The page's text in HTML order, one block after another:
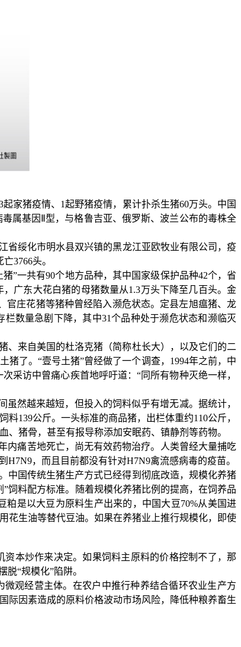
起家猪疫情、 1起野猪疫情，累计扑杀生猪60万头。中国
属基因
型，与格鲁吉亚、俄罗斯、波兰公布的毒株全
省绥化市明水县双兴镇的黑龙江亚欧牧业有限公司，疫
亡3766头。
猪”⼀共有90个地⽅品种，其中国家级保护品种42个，省
， ⼴东⼤花⽩猪的⺟猪数量从1.3万头下降⾄⼏百头。⾦
官庄花猪等猪种曾经陷入濒危状态。定县左旭瘟猪、龙
栏数量急剧下降，其中31个品种处于濒危状态和濒临灭
、来自美国的杜洛克猪（简称杜长大），以及它们的二
猪了。 “壹号土猪”曾经做了一个调查， 1994年之前，中
采访中曾痛心疾首地呼吁道：“同所有物种灭绝一样，
虽然越来越短，但投入的饲料似乎有增无减。据统计，
料139公斤。一头标准的商品猪，出栏体重约110公斤，
猪骨，甚至有报导称添加安眠药、镇静剂等药物。
内痛苦地死亡，尚无有效药物治疗。人类曾经大量捕吃
到 H7N9，而且目前都没有针对H7N9禽流感病毒的疫苗。
中国传统生猪生产方式已经得到彻底改造，规模化养猪
”饲料配方标准。随着规模化养猪比例的提高，在饲养品
粕是以大豆为原料生产出来的，中国大豆70%从美国进
花生油等替代豆油。如果在养猪业上推行规模化，即使
本炒作来决定。如果饲料主原料的价格控制不了，那
脱“规模化”陷阱。
观经营主体。在农户中推行种养结合循环农业生产方
际因素造成的原料价格波动市场风险，降低种粮养畜生